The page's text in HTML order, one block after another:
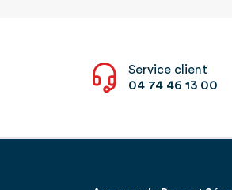
Service client
04 74 46 13 00